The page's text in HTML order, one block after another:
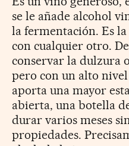
se le añade alcohol
la fermentación. Es
con cualquier otro.
conservar la dulzura
pero con un alto
aporta una mayor
abierta, una botella
durar varios meses
propiedades.